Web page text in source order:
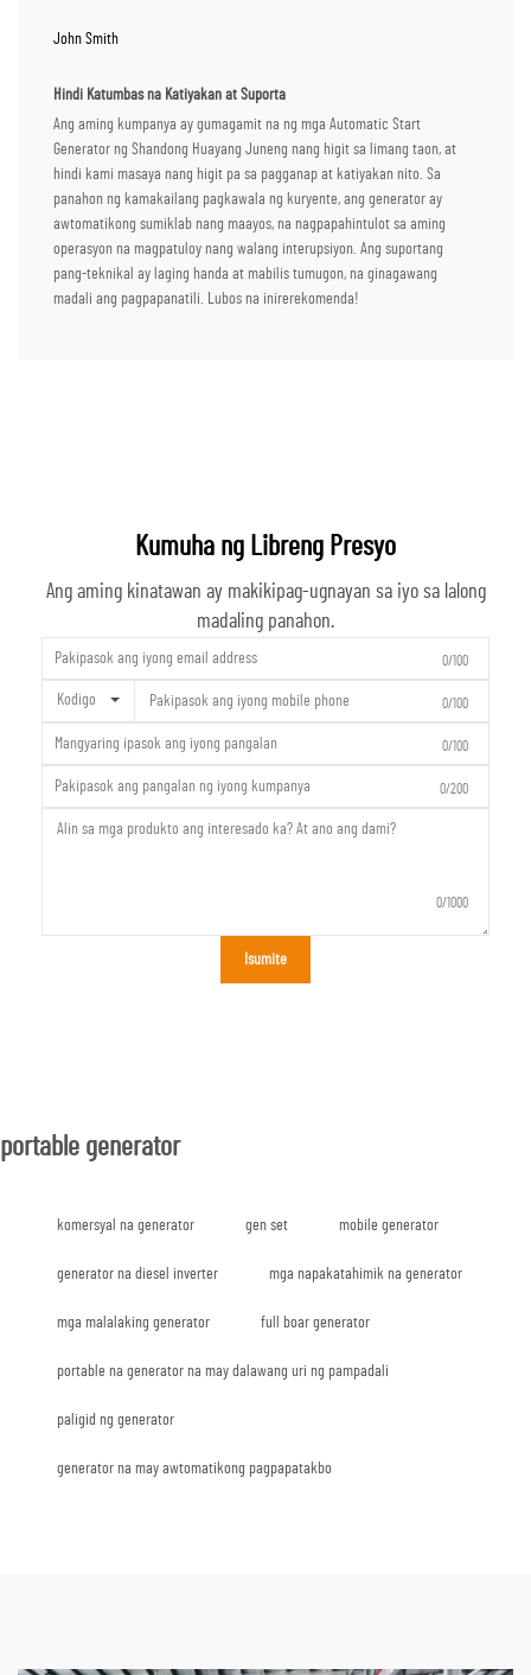
John Smith
Hindi Katumbas na Katiyakan at Suporta
Ang aming kumpanya ay gumagamit na ng mga Automatic Start
Generator ng Shandong Huayang Juneng nang higit sa limang taon, at
hindi kami masaya nang higit pa sa pagganap at katiyakan nito. Sa
panahon ng kamakailang pagkawala ng kuryente, ang generator ay
awtomatikong sumiklab nang maayos, na nagpapahintulot sa aming
operasyon na magpatuloy nang walang interupsiyon. Ang suportang
pang-teknikal ay laging handa at mabilis tumugon, na ginagawang
madali ang pagpapanatili. Lubos na inirerekomenda!
Kumuha ng Libreng Presyo
Ang aming kinatawan ay makikipag-ugnayan sa iyo sa lalong
madaling panahon.
0/100
Kodigo 0/100
0/100
0/200
0/1000
Isumite
portable generator
komersyal na generator gen set mobile generator
generator na diesel inverter mga napakatahimik na generator
mga malalaking generator full boar generator
portable na generator na may dalawang uri ng pampadali
paligid ng generator
generator na may awtomatikong pagpapatakbo